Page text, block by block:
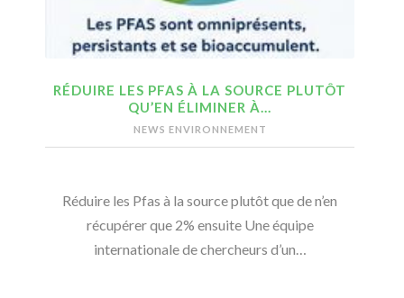
RÉDUIRE LES PFAS À LA SOURCE PLUTÔT
QU’EN ÉLIMINER À…
NEWS ENVIRONNEMENT
Réduire les Pfas à la source plutôt que de n’en
récupérer que 2% ensuite Une équipe
internationale de chercheurs d’un…